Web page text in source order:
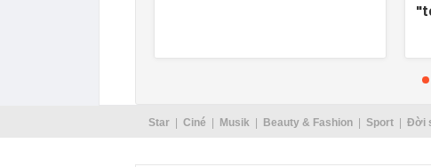
Star Ciné Musik Beauty & Fashion Sport Đời